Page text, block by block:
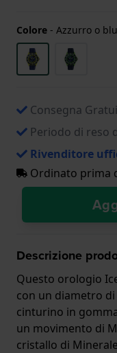
Colore - Azzurro o
Consegna
Periodo di reso
Rivenditore
Ordinato prima
Descrizione
Questo orologio
con un diametro
cinturino in
un movimento di
cristallo di